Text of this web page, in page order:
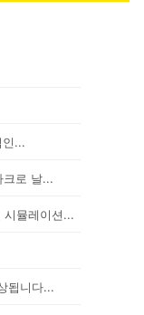
인...
크로 날...
시뮬레이션...
됩니다...